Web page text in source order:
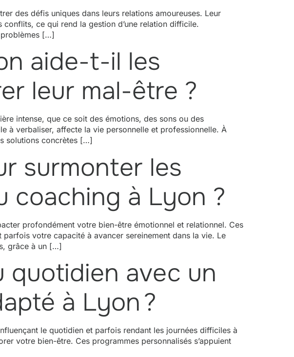
des défis uniques dans leurs relations amoureuses. Leur
ce qui rend la gestion d’une relation difficile.
problèmes […]
aide-t-il les
leur mal-être ?
intense, que ce soit des émotions, des sons ou des
à verbaliser, affecte la vie personnelle et professionnelle. À
solutions concrètes […]
surmonter les
coaching à Lyon ?
profondément votre bien-être émotionnel et relationnel. Ces
votre capacité à avancer sereinement dans la vie. Le
grâce à un […]
quotidien avec un
à Lyon ?
le quotidien et parfois rendant les journées difficiles à
votre bien-être. Ces programmes personnalisés s’appuient